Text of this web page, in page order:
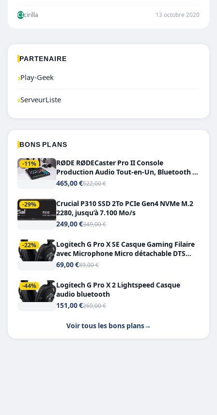
CIcirilla 13 octobre 2020
PARTENAIRE
›Play-Geek
›ServeurListe
BONS PLANS
-11%
RØDE RØDECaster Pro II Console
Production Audio Tout-en-Un, Bluetooth et
Double USB-C
465,00 €522,00 €
-29%
Crucial P310 SSD 2To PCIe Gen4 NVMe M.2
2280, jusqu’à 7.100 Mo/s
249,00 €349,00 €
-22%
Logitech G Pro X SE Casque Gaming Filaire
avec Microphone Micro détachable DTS
Headphone X 7.1
69,00 €89,00 €
-44%
Logitech G Pro X 2 Lightspeed Casque
audio bluetooth
151,00 €269,00 €
Voir tous les bons plans→